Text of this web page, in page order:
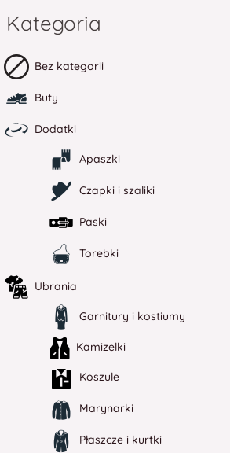
Kategoria
Bez kategorii
Buty
Dodatki
Apaszki
Czapki i szaliki
Paski
Torebki
Ubrania
Garnitury i kostiumy
Kamizelki
Koszule
Marynarki
Płaszcze i kurtki